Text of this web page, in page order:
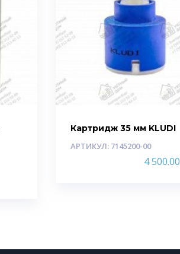
Картридж 35 мм KLUDI
АРТИКУЛ: 7145200-00
4 500.00